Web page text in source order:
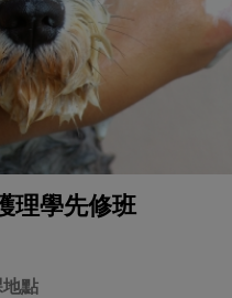
理學先修班
點